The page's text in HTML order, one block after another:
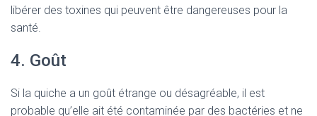
libérer des toxines qui peuvent être dangereuses pour la
santé.
4. Goût
Si la quiche a un goût étrange ou désagréable, il est
probable qu’elle ait été contaminée par des bactéries et ne